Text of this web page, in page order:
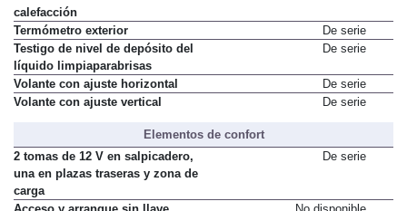
Retrovisores exteriores con
calefacción
Termómetro exterior
De serie
Testigo de nivel de depósito del
líquido limpiaparabrisas
Volante con ajuste horizontal
De serie
Elementos de confort
2 tomas de 12 V en salpicadero,
una en plazas traseras y zona de
carga